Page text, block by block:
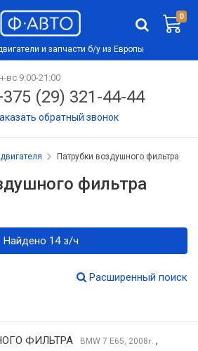
0
и запчасти б/у из Европы
вс 9:00-21:00
(29) 321-44-44
обратный звонок
Патрубки воздушного фильтра
фильтра
Найдено 14 з/ч
Расширенный поиск
ФИЛЬТРА BMW 7 E65, 2008г. ,